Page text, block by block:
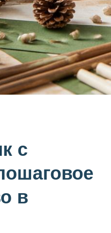
с
в